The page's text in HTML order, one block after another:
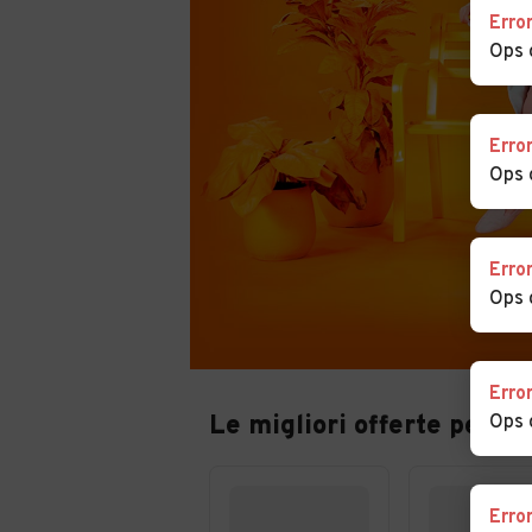
Le migliori offerte per
Error
Ops
Error
Ops
Error
Ops
Error
Ops
Error